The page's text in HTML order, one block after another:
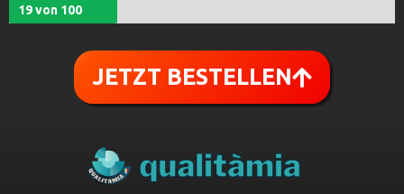
19 von 100
JETZT BESTELLEN